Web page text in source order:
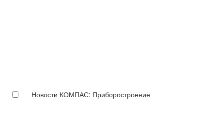
Новости КОМПАС: Приборостроение